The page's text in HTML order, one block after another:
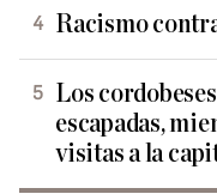
Racismo
Los
escapadas,
visitas a la